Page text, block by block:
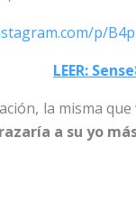
p/
LEER:
la misma
a su yo